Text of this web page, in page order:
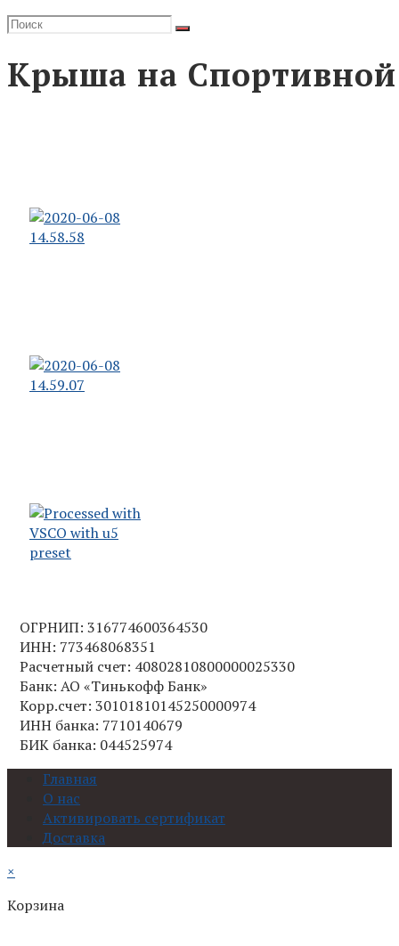
Крыша на Спортивной
ОГРНИП: 316774600364530
ИНН: 773468068351
Расчетный счет: 40802810800000025330
Банк: АО «Тинькофф Банк»
Корр.счет: 30101810145250000974
ИНН банка: 7710140679
БИК банка: 044525974
Главная
О нас
Активировать сертификат
Доставка
×
Корзина